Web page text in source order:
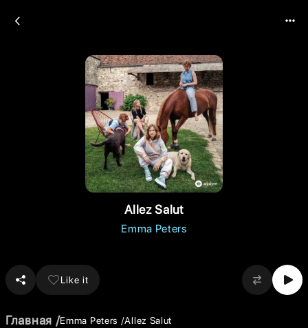
Allez Salut
Emma Peters
Like it
Главная Emma Peters Allez Salut